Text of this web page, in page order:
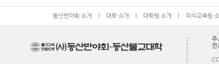
동산반야회 소개 | 대학 소개 | 대학원 소개 | 의식교육원